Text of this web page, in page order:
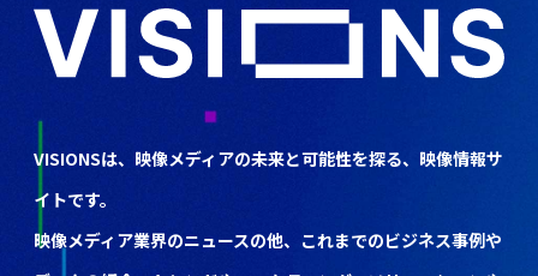
VISIONSは、映像メディアの未来と可能性を探る、映像情報サ
イトです。
映像メディア業界のニュースの他、これまでのビジネス事例や